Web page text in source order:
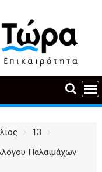
13
Παλαιμάχων